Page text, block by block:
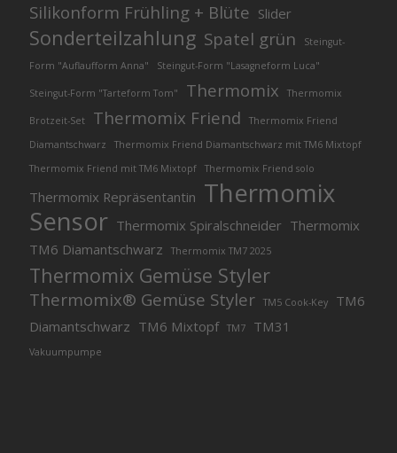
Silikonform Frühling + Blüte Slider
Sonderteilzahlung Spatel grün
Steingut-
Form "Auflaufform Anna"
Steingut-Form "Lasagneform Luca"
Steingut-Form "Tarteform Tom" Thermomix Thermomix
Brotzeit-Set Thermomix Friend
Thermomix Friend
Diamantschwarz
Thermomix Friend Diamantschwarz mit TM6 Mixtopf
Thermomix Friend mit TM6 Mixtopf
Thermomix Friend solo
Thermomix Repräsentantin Thermomix
Sensor Thermomix Spiralschneider Thermomix
TM6 Diamantschwarz
Thermomix TM7 2025
Thermomix Gemüse Styler
Thermomix® Gemüse Styler TM5 Cook-Key
TM6
Diamantschwarz TM6 Mixtopf TM7 TM31
Vakuumpumpe